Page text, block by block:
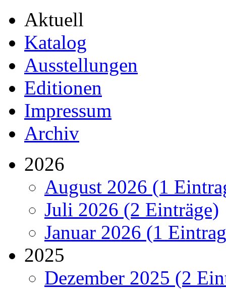
Aktuell
Katalog
Ausstellungen
Editionen
Impressum
Archiv
2026
August 2026 (1
Juli 2026 (2 Einträge)
Januar 2026 (1
2025
Dezember 2025 (2